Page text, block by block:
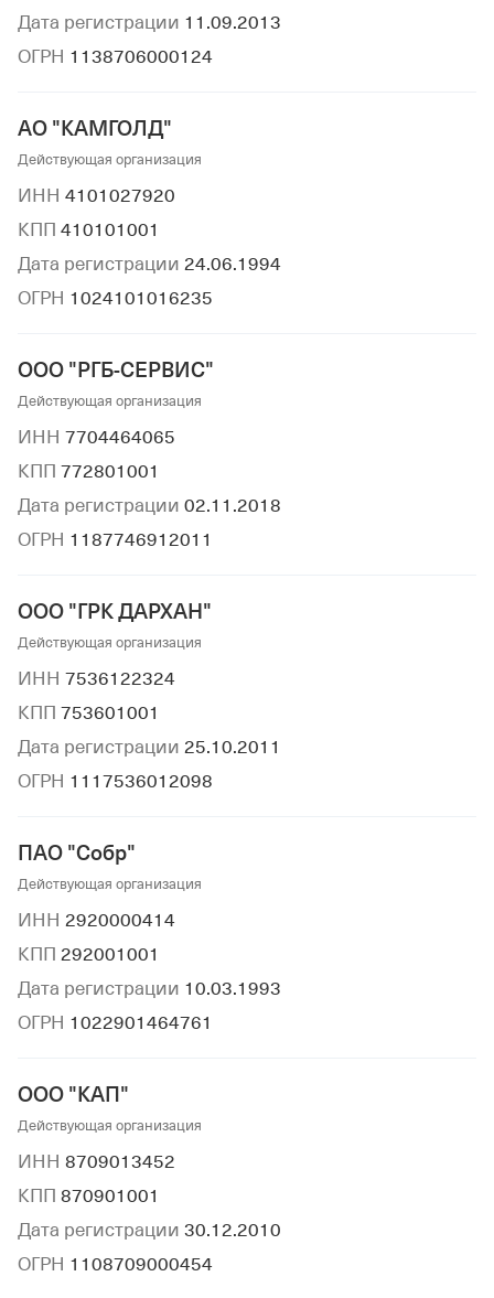
Дата регистрации 11.09.2013
ОГРН 1138706000124
АО "КАМГОЛД"
Действующая организация
ИНН 4101027920
КПП 410101001
Дата регистрации 24.06.1994
ОГРН 1024101016235
ООО "РГБ-СЕРВИС"
Действующая организация
ИНН 7704464065
КПП 772801001
Дата регистрации 02.11.2018
ОГРН 1187746912011
ООО "ГРК ДАРХАН"
Действующая организация
ИНН 7536122324
КПП 753601001
Дата регистрации 25.10.2011
ОГРН 1117536012098
ПАО "Собр"
Действующая организация
ИНН 2920000414
КПП 292001001
Дата регистрации 10.03.1993
ОГРН 1022901464761
ООО "КАП"
Действующая организация
ИНН 8709013452
КПП 870901001
Дата регистрации 30.12.2010
ОГРН 1108709000454